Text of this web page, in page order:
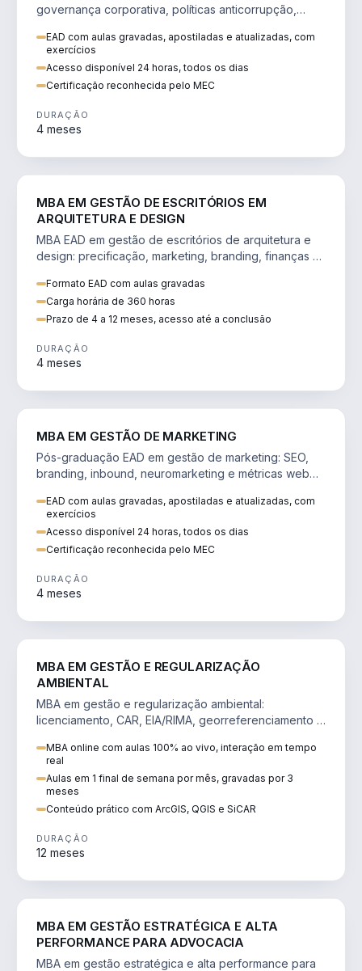
governança corporativa, políticas anticorrupção,
EAD com aulas gravadas, apostiladas e atualizadas, com
exercícios
Acesso disponível 24 horas, todos os dias
Certificação reconhecida pelo MEC
DURAÇÃO
4 meses
MBA EM GESTÃO DE ESCRITÓRIOS EM
ARQUITETURA E DESIGN
MBA EAD em gestão de escritórios de arquitetura e
design: precificação, marketing, branding, finanças e
Formato EAD com aulas gravadas
Carga horária de 360 horas
Prazo de 4 a 12 meses, acesso até a conclusão
DURAÇÃO
4 meses
MBA EM GESTÃO DE MARKETING
Pós-graduação EAD em gestão de marketing: SEO,
branding, inbound, neuromarketing e métricas web
EAD com aulas gravadas, apostiladas e atualizadas, com
exercícios
Acesso disponível 24 horas, todos os dias
Certificação reconhecida pelo MEC
DURAÇÃO
4 meses
MBA EM GESTÃO E REGULARIZAÇÃO
AMBIENTAL
MBA em gestão e regularização ambiental:
licenciamento, CAR, EIA/RIMA, georreferenciamento e
MBA online com aulas 100% ao vivo, interação em tempo
real
Aulas em 1 final de semana por mês, gravadas por 3
meses
Conteúdo prático com ArcGIS, QGIS e SiCAR
DURAÇÃO
12 meses
MBA EM GESTÃO ESTRATÉGICA E ALTA
PERFORMANCE PARA ADVOCACIA
MBA em gestão estratégica e alta performance para